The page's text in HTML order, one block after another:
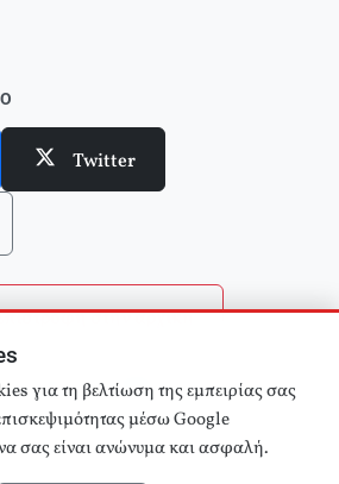
Twitter
στην αρχική
Αναζήτηση άρθρων
για τη βελτίωση της εμπειρίας σας
μέσω Google
σας είναι ανώνυμα και ασφαλή.